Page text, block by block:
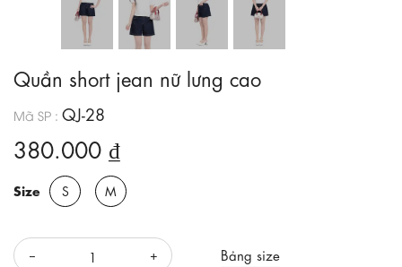
Quần short jean nữ lưng cao
Mã SP : QJ-28
380.000 ₫
Size S M
Bảng size